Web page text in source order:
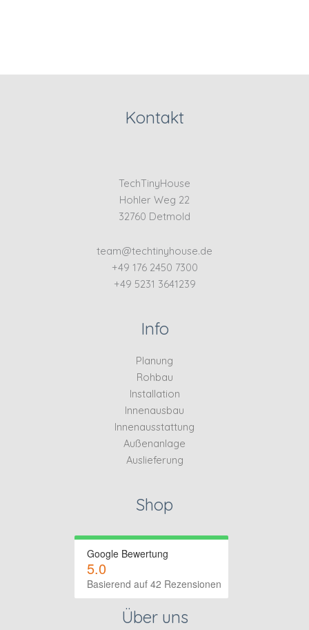
Kontakt
TechTinyHouse
Hohler Weg 22
32760 Detmold
team@techtinyhouse.de
+49 176 2450 7300
+49 5231 3641239
Info
Planung
Rohbau
Installation
Innenausbau
Innenausstattung
Außenanlage
Auslieferung
Shop
Google Bewertung
5.0
Basierend auf 42 Rezensionen
Über uns